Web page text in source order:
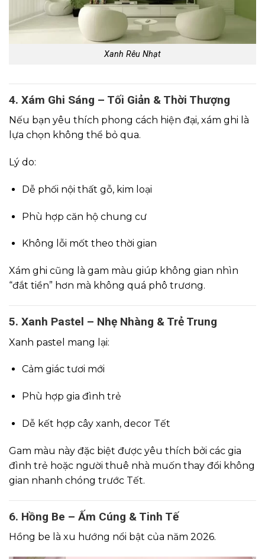
Xanh Rêu Nhạt
4. Xám Ghi Sáng – Tối Giản & Thời Thượng
Nếu bạn yêu thích phong cách hiện đại, xám ghi là
lựa chọn không thể bỏ qua.
Lý do:
Dễ phối nội thất gỗ, kim loại
Phù hợp căn hộ chung cư
Không lỗi mốt theo thời gian
Xám ghi cũng là gam màu giúp không gian nhìn
“đắt tiền” hơn mà không quá phô trương.
5. Xanh Pastel – Nhẹ Nhàng & Trẻ Trung
Xanh pastel mang lại:
Cảm giác tươi mới
Phù hợp gia đình trẻ
Dễ kết hợp cây xanh, decor Tết
Gam màu này đặc biệt được yêu thích bởi các gia
đình trẻ hoặc người thuê nhà muốn thay đổi không
gian nhanh chóng trước Tết.
6. Hồng Be – Ấm Cúng & Tinh Tế
Hồng be là xu hướng nổi bật của năm 2026.